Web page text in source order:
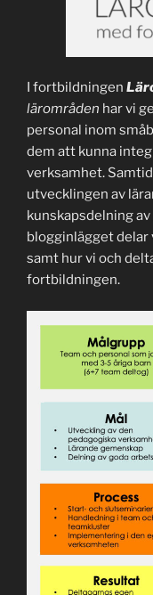
I fortbildningen
lärområden har vi
personal inom
dem att kunna
verksamhet.
utvecklingen av
kunskapsdelning
blogginlägget
samt hur vi och
fortbildningen.